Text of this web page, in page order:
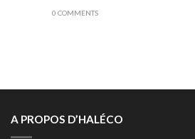
0 COMMENTS
A PROPOS D’HALÉCO